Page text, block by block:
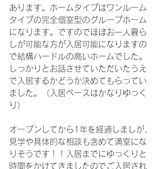
あります。ホームタイプはワンルーム
タイプの完全個室型のグループホーム
になります。ですのでほぼお一人暮ら
しが可能な方が入居可能になりますの
で結構ハードルの高いホームでした。
しっかりとお話させていただいたうえ
で入居するかどうか決めてもらってい
ました。（入居ペースはかなりゆっく
り）
オープンしてから1年を経過しましが、
見学や具体的な相談も含めて満室にな
りそうです！！入居までにゆっくりと
時間をかけてきましたのでご入居され